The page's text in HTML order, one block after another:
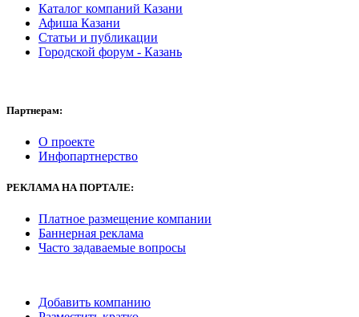
Каталог компаний Казани
Афиша Казани
Статьи и публикации
Городской форум - Казань
Партнерам:
О проекте
Инфопартнерство
РЕКЛАМАНА ПОРТАЛЕ:
Платное размещение компании
Баннерная реклама
Часто задаваемые вопросы
Добавить компанию